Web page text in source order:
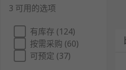
化学吸液型
擦拭纸若干
：用于清
防化手套若干副
3 可用的选项
有库存 (124)
按需采购 (60)
可预定 (37)